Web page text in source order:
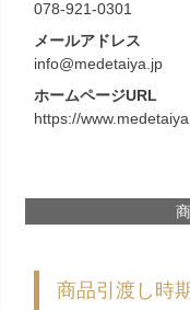
078-921-0301
メールアドレス
info@medetaiya.jp
ホームページURL
https://
商品引渡し時